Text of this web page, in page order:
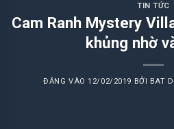
TIN TỨC
Cam Ranh Mystery
khủng nhờ
ĐĂNG VÀO12/02/2019 BỞI BAT